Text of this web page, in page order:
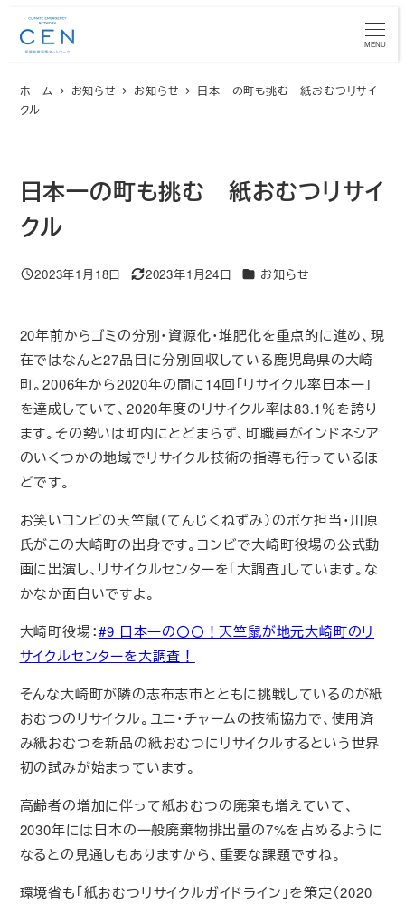
MENU
ホーム お知らせ お知らせ
日本一の町も挑む 紙おむつリサイ
クル
日本一の町も挑む 紙おむつリサイ
クル
投稿日
2023年1月18日
更新日
2023年1月24日 カテゴリー
お知らせ
20年前からゴミの分別・資源化・堆肥化を重点的に進め、現
在ではなんと27品目に分別回収している鹿児島県の大崎
町。2006年から2020年の間に14回「リサイクル率日本一」
を達成していて、2020年度のリサイクル率は83.1％を誇り
ます。その勢いは町内にとどまらず、町職員がインドネシア
のいくつかの地域でリサイクル技術の指導も行っているほ
どです。
お笑いコンビの天竺鼠（てんじくねずみ）のボケ担当・川原
氏がこの大崎町の出身です。コンビで大崎町役場の公式動
画に出演し、リサイクルセンターを「大調査」しています。な
かなか面白いですよ。
大崎町役場：#9 日本一の〇〇！天竺鼠が地元大崎町のリ
サイクルセンターを大調査！
そんな大崎町が隣の志布志市とともに挑戦しているのが紙
おむつのリサイクル。ユニ・チャームの技術協力で、使用済
み紙おむつを新品の紙おむつにリサイクルするという世界
初の試みが始まっています。
高齢者の増加に伴って紙おむつの廃棄も増えていて、
2030年には日本の一般廃棄物排出量の7%を占めるように
なるとの見通しもありますから、重要な課題ですね。
環境省も「紙おむつリサイクルガイドライン」を策定（2020